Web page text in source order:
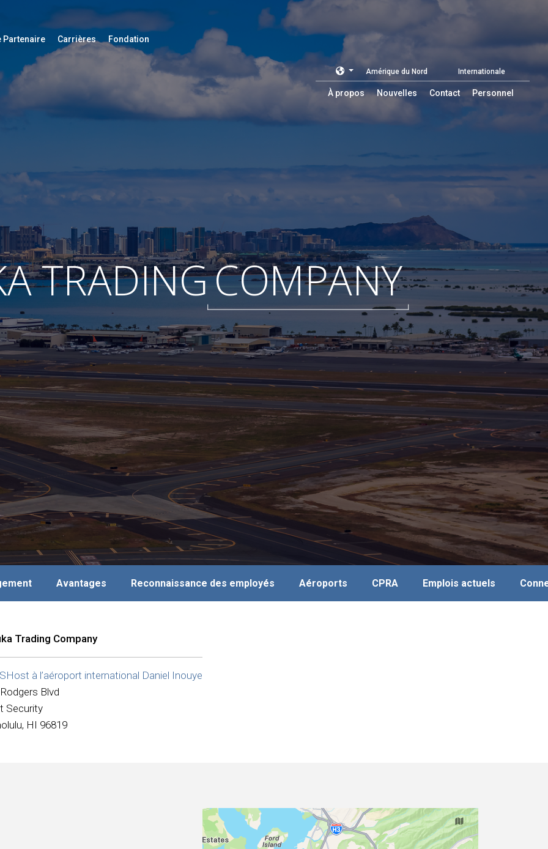
Partenaire Carrières Fondation
À propos Nouvelles Contact Personnel
Amérique du Nord Internationale
TRADINGCOMPANY
Avantages Reconnaissance des employés Aéroports CPRA Emplois actuels
Trading Company
à l’aéroport international Daniel Inouye
Blvd
Security
HI 96819